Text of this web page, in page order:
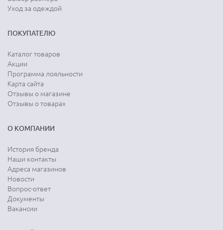
Уход за одеждой
ПОКУПАТЕЛЮ
Каталог товаров
Акции
Программа лояльности
Карта сайта
Отзывы о магазине
Отзывы о товарах
О КОМПАНИИ
История бренда
Наши контакты
Адреса магазинов
Новости
Вопрос-ответ
Документы
Вакансии